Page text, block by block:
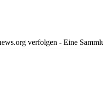
verfolgen - Eine